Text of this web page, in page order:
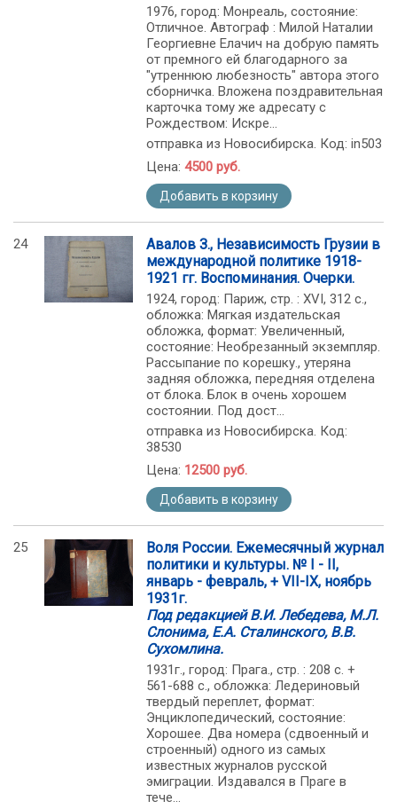
1976, город: Монреаль, состояние:
Отличное. Автограф : Милой Наталии
Георгиевне Елачич на добрую память
от премного ей благодарного за
"утреннюю любезность" автора этого
сборничка. Вложена поздравительная
карточка тому же адресату с
Рождеством: Искре...
отправка из Новосибирска. Код: in503
Цена: 4500 руб.
Добавить в корзину
24
Авалов З., Независимость Грузии в
международной политике 1918-
1921 гг. Воспоминания. Очерки.
1924, город: Париж, стр. : XVI, 312 с.,
обложка: Мягкая издательская
обложка, формат: Увеличенный,
состояние: Необрезанный экземпляр.
Рассыпание по корешку., утеряна
задняя обложка, передняя отделена
от блока. Блок в очень хорошем
состоянии. Под дост...
отправка из Новосибирска. Код:
38530
Цена: 12500 руб.
Добавить в корзину
25
Воля России. Ежемесячный журнал
политики и культуры. № I - II,
январь - февраль, + VII-IX, ноябрь
1931г.
Под редакцией В.И. Лебедева, М.Л.
Слонима, Е.А. Сталинского, В.В.
Сухомлина.
1931г., город: Прага., стр. : 208 с. +
561-688 с., обложка: Ледериновый
твердый переплет, формат:
Энциклопедический, состояние:
Хорошее. Два номера (сдвоенный и
строенный) одного из самых
известных журналов русской
эмиграции. Издавался в Праге в
тече...